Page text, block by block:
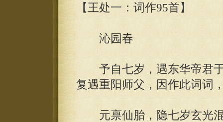
【王处一：词作95首】
沁园春
予自七岁，遇东华帝君于
复遇重阳师父，因作此词词
元禀仙胎，隐七岁玄光混